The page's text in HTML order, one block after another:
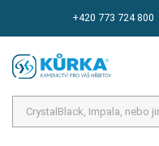
+420 773 724 800